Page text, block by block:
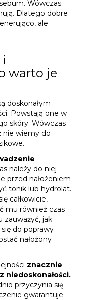
Wówczas
Dlatego dobre
ale
warto je
doskonałym
Powstają one w
skóry. Wówczas
nie wiemy do
należy do niej
przed nałożeniem
tonik lub hydrolat.
całkowicie,
mu również czas
zauważyć, jak
do poprawy
nałożony
znacznie
niedoskonałości.
przyczynia się
gwarantuje